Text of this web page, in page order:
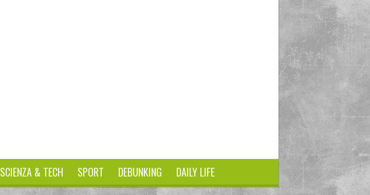
SCIENZA & TECH SPORT DEBUNKING DAILY LIFE